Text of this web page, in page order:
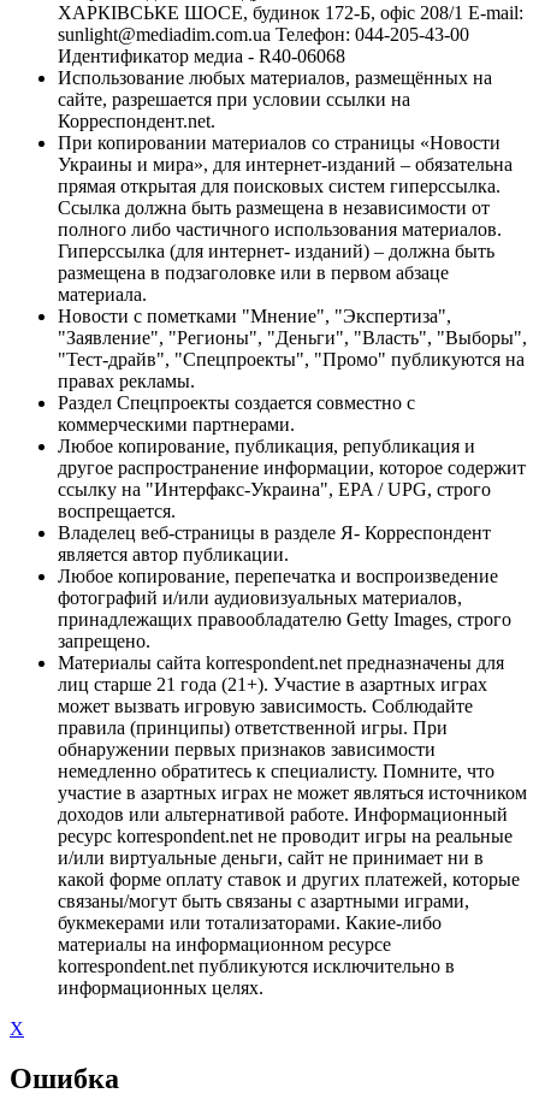
ХАРКІВСЬКЕ ШОСЕ, будинок 172-Б, офіс 208/1 E-mail:
sunlight@mediadim.com.ua Телефон: 044-205-43-00
Идентификатор медиа - R40-06068
Использование любых материалов, размещённых на
сайте, разрешается при условии ссылки на
Корреспондент.net.
При копировании материалов со страницы «Новости
Украины и мира», для интернет-изданий – обязательна
прямая открытая для поисковых систем гиперссылка.
Ссылка должна быть размещена в независимости от
полного либо частичного использования материалов.
Гиперссылка (для интернет- изданий) – должна быть
размещена в подзаголовке или в первом абзаце
материала.
Новости с пометками "Мнение", "Экспертиза",
"Заявление", "Регионы", "Деньги", "Власть", "Выборы",
"Тест-драйв", "Спецпроекты", "Промо" публикуются на
правах рекламы.
Раздел Спецпроекты создается совместно с
коммерческими партнерами.
Любое копирование, публикация, републикация и
другое распространение информации, которое содержит
ссылку на "Интерфакс-Украина", EPA / UPG, строго
воспрещается.
Владелец веб-страницы в разделе Я- Корреспондент
является автор публикации.
Любое копирование, перепечатка и воспроизведение
фотографий и/или аудиовизуальных материалов,
принадлежащих правообладателю Getty Images, строго
запрещено.
Материалы сайта korrespondent.net предназначены для
лиц старше 21 года (21+). Участие в азартных играх
может вызвать игровую зависимость. Соблюдайте
правила (принципы) ответственной игры. При
обнаружении первых признаков зависимости
немедленно обратитесь к специалисту. Помните, что
участие в азартных играх не может являться источником
доходов или альтернативой работе. Информационный
ресурс korrespondent.net не проводит игры на реальные
и/или виртуальные деньги, сайт не принимает ни в
какой форме оплату ставок и других платежей, которые
связаны/могут быть связаны с азартными играми,
букмекерами или тотализаторами. Какие-либо
материалы на информационном ресурсе
korrespondent.net публикуются исключительно в
информационных целях.
X
Ошибка